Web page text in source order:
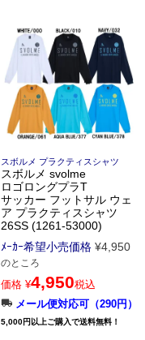
スボルメ プラクティスシャツ
スボルメ svolme
ロゴロングプラT
サッカー フットサル ウェ
ア プラクティスシャツ
26SS (1261-53000)
ﾒｰｶｰ希望小売価格 ¥4,950
のところ
価格 ¥4,950税込
メール便対応可（290円）
5,000円以上ご購入で送料無料！